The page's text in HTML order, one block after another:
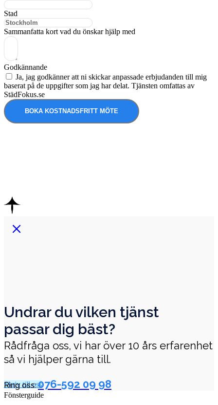
Stad
Sammanfatta kort vad du önskar hjälp med
Godkännande
Ja, jag godkänner att ni skickar anpassade erbjudanden till mig
baserat på de uppgifter som jag har delat. Tjänsten omfattas av
StädFokus.se
BOKA KOSTNADSFRITT MÖTE
Undrar du vilken tjänst
passar dig bäst?
Rådfråga oss, vi har över 10 års erfarenhet
så vi hjälper gärna till.
Skriv till oss
Ring oss:076-592 09 98
Fönsterguide